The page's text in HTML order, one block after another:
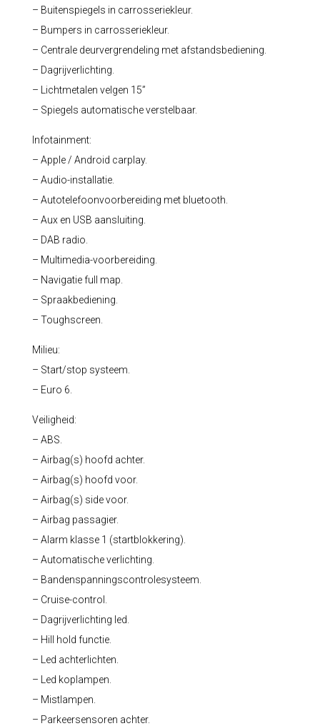
– Buitenspiegels in carrosseriekleur.
– Bumpers in carrosseriekleur.
– Centrale deurvergrendeling met afstandsbediening.
– Dagrijverlichting.
– Lichtmetalen velgen 15”
– Spiegels automatische verstelbaar.
Infotainment:
– Apple / Android carplay.
– Audio-installatie.
– Autotelefoonvoorbereiding met bluetooth.
– Aux en USB aansluiting.
– DAB radio.
– Multimedia-voorbereiding.
– Navigatie full map.
– Spraakbediening.
– Toughscreen.
Milieu:
– Start/stop systeem.
– Euro 6.
Veiligheid:
– ABS.
– Airbag(s) hoofd achter.
– Airbag(s) hoofd voor.
– Airbag(s) side voor.
– Airbag passagier.
– Alarm klasse 1 (startblokkering).
– Automatische verlichting.
– Bandenspanningscontrolesysteem.
– Cruise-control.
– Dagrijverlichting led.
– Hill hold functie.
– Led achterlichten.
– Led koplampen.
– Mistlampen.
– Parkeersensoren achter.